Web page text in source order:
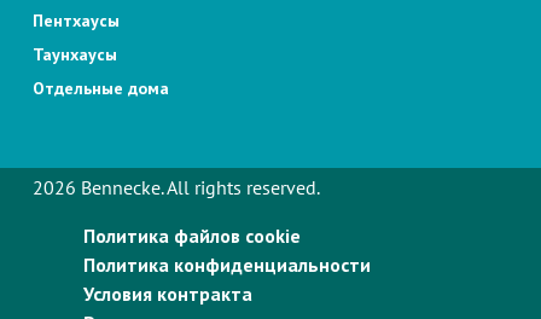
Пентхаусы
Таунхаусы
Отдельные дома
2026 Bennecke. All rights reserved.
Политика файлов cookie
Политика конфиденциальности
Условия контракта